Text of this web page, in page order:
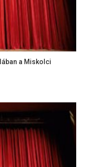
a Miskolci